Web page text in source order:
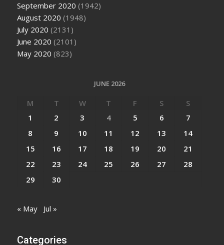
September 2020 (1942)
August 2020 (1948)
July 2020 (2131)
June 2020 (2101)
May 2020 (823)
JUNE 2026
M T W T F S
S
1
2 3 4 5 6
7
8
9 10 11 12 13
14
15
16 17 18 19 20
21
22
23 24 25 26 27
28
29
30
« May Jul »
Categories